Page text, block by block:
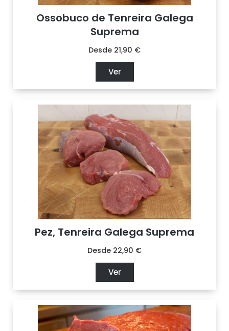
Ossobuco de Tenreira Galega
Suprema
Desde 21,90 €
Ver
Pez, Tenreira Galega Suprema
Desde 22,90 €
Ver